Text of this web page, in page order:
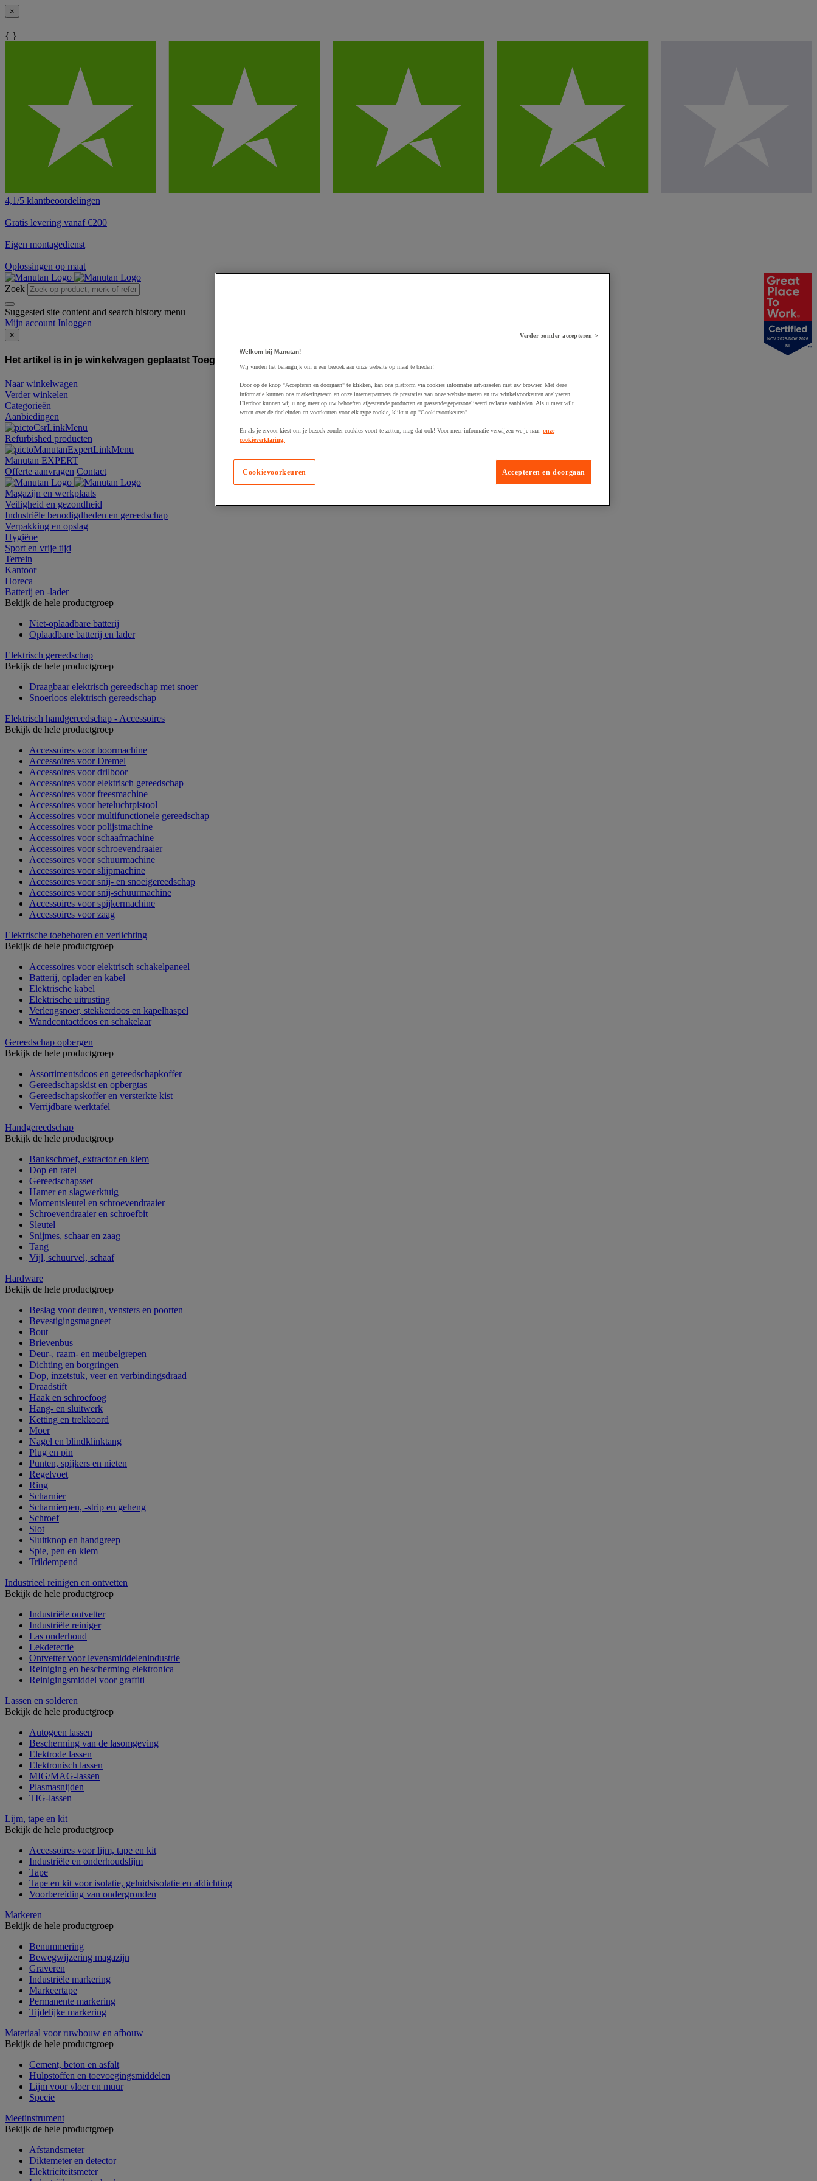
×
{ }
4,1/5 klantbeoordelingen
Gratis levering vanaf €200
Eigen montagedienst
Oplossingen op maat
Zoek
Suggested site content and search history menu
Mijn account Inloggen
×
Het artikel is in je winkelwagen geplaatst Toegevoegd aan winkelwagen
Naar winkelwagen
Verder winkelen
Categorieën
Aanbiedingen
Refurbished producten
Manutan EXPERT
Offerte aanvragen Contact
Magazijn en werkplaats
Veiligheid en gezondheid
Industriële benodigdheden en gereedschap
Verpakking en opslag
Hygiëne
Sport en vrije tijd
Terrein
Kantoor
Horeca
Batterij en -lader
Bekijk de hele productgroep
Niet-oplaadbare batterij
Oplaadbare batterij en lader
Elektrisch gereedschap
Bekijk de hele productgroep
Draagbaar elektrisch gereedschap met snoer
Snoerloos elektrisch gereedschap
Elektrisch handgereedschap - Accessoires
Bekijk de hele productgroep
Accessoires voor boormachine
Accessoires voor Dremel
Accessoires voor drilboor
Accessoires voor elektrisch gereedschap
Accessoires voor freesmachine
Accessoires voor heteluchtpistool
Accessoires voor multifunctionele gereedschap
Accessoires voor polijstmachine
Accessoires voor schaafmachine
Accessoires voor schroevendraaier
Accessoires voor schuurmachine
Accessoires voor slijpmachine
Accessoires voor snij- en snoeigereedschap
Accessoires voor snij-schuurmachine
Accessoires voor spijkermachine
Accessoires voor zaag
Elektrische toebehoren en verlichting
Bekijk de hele productgroep
Accessoires voor elektrisch schakelpaneel
Batterij, oplader en kabel
Elektrische kabel
Elektrische uitrusting
Verlengsnoer, stekkerdoos en kapelhaspel
Wandcontactdoos en schakelaar
Gereedschap opbergen
Bekijk de hele productgroep
Assortimentsdoos en gereedschapkoffer
Gereedschapskist en opbergtas
Gereedschapskoffer en versterkte kist
Verrijdbare werktafel
Handgereedschap
Bekijk de hele productgroep
Bankschroef, extractor en klem
Dop en ratel
Gereedschapsset
Hamer en slagwerktuig
Momentsleutel en schroevendraaier
Schroevendraaier en schroefbit
Sleutel
Snijmes, schaar en zaag
Tang
Vijl, schuurvel, schaaf
Hardware
Bekijk de hele productgroep
Beslag voor deuren, vensters en poorten
Bevestigingsmagneet
Bout
Brievenbus
Deur-, raam- en meubelgrepen
Dichting en borgringen
Dop, inzetstuk, veer en verbindingsdraad
Draadstift
Haak en schroefoog
Hang- en sluitwerk
Ketting en trekkoord
Moer
Nagel en blindklinktang
Plug en pin
Punten, spijkers en nieten
Regelvoet
Ring
Scharnier
Scharnierpen, -strip en geheng
Schroef
Slot
Sluitknop en handgreep
Spie, pen en klem
Trildempend
Industrieel reinigen en ontvetten
Bekijk de hele productgroep
Industriële ontvetter
Industriële reiniger
Las onderhoud
Lekdetectie
Ontvetter voor levensmiddelenindustrie
Reiniging en bescherming elektronica
Reinigingsmiddel voor graffiti
Lassen en solderen
Bekijk de hele productgroep
Autogeen lassen
Bescherming van de lasomgeving
Elektrode lassen
Elektronisch lassen
MIG/MAG-lassen
Plasmasnijden
TIG-lassen
Lijm, tape en kit
Bekijk de hele productgroep
Accessoires voor lijm, tape en kit
Industriële en onderhoudslijm
Tape
Tape en kit voor isolatie, geluidsisolatie en afdichting
Voorbereiding van ondergronden
Markeren
Bekijk de hele productgroep
Benummering
Bewegwijzering magazijn
Graveren
Industriële markering
Markeertape
Permanente markering
Tijdelijke markering
Materiaal voor ruwbouw en afbouw
Bekijk de hele productgroep
Cement, beton en asfalt
Hulpstoffen en toevoegingsmiddelen
Lijm voor vloer en muur
Specie
Meetinstrument
Bekijk de hele productgroep
Afstandsmeter
Diktemeter en detector
Elektriciteitsmeter
NOV 2025-NOV 2026
NL
Verder zonder accepteren >
Welkom bij Manutan!
Wij vinden het belangrijk om u een bezoek aan onze website op maat te bieden!
Door op de knop "Accepteren en doorgaan" te klikken, kan ons platform via cookies informatie uitwisselen met uw browser. Met deze
informatie kunnen ons marketingteam en onze internetpartners de prestaties van onze website meten en uw winkelvoorkeuren analyseren.
Hierdoor kunnen wij u nog meer op uw behoeften afgestemde producten en passende/gepersonaliseerd reclame aanbieden. Als u meer wilt
weten over de doeleinden en voorkeuren voor elk type cookie, klikt u op "Cookievoorkeuren".
En als je ervoor kiest om je bezoek zonder cookies voort te zetten, mag dat ook! Voor meer informatie verwijzen we je naar onze
cookieverklaring.
Accepteren en doorgaan
Cookievoorkeuren